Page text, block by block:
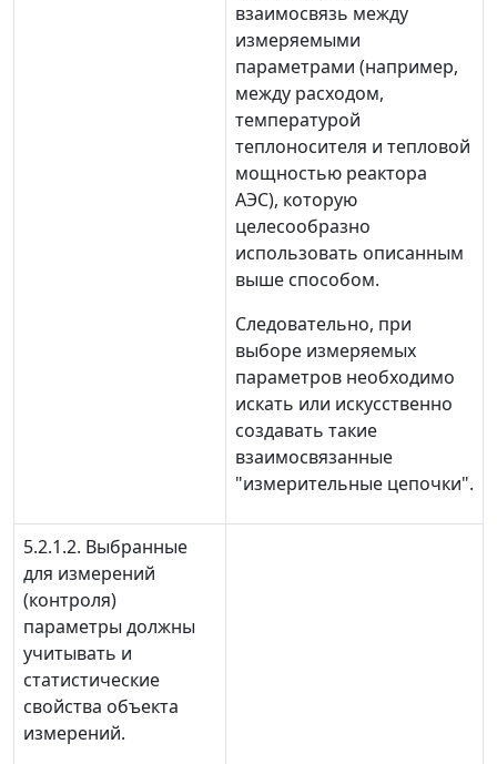
взаимосвязь между
измеряемыми
параметрами (например,
между расходом,
температурой
теплоносителя и тепловой
мощностью реактора
АЭС), которую
целесообразно
использовать описанным
выше способом.
Следовательно, при
выборе измеряемых
параметров необходимо
искать или искусственно
создавать такие
взаимосвязанные
"измерительные цепочки".
5.2.1.2. Выбранные
для измерений
(контроля)
параметры должны
учитывать и
статистические
свойства объекта
измерений.